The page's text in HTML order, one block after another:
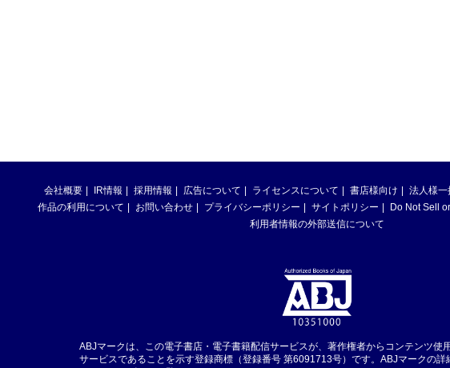
会社概要 IR情報 採用情報 広告について ライセンスについて 書店様向け 法人様一
作品の利用について
お問い合わせ プライバシーポリシー サイトポリシー
Do Not Sell
利用者情報の外部送信について
ABJマークは、この電子書店・電子書籍配信サービスが、著作権者からコンテンツ使
サービスであることを示す登録商標（登録番号 第6091713号）です。ABJマークの詳